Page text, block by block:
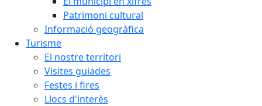
Patrimoni cultural
Informació geogràfica
Turisme
El nostre territori
Visites guiades
Festes i fires
Llocs d'interès